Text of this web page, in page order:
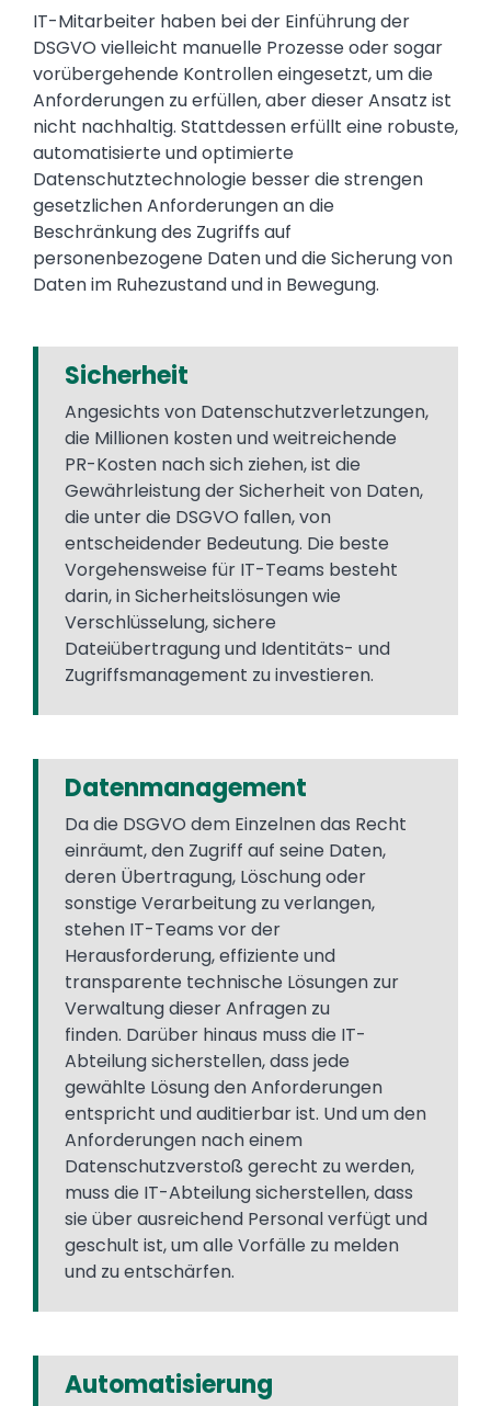
IT-Mitarbeiter haben bei der Einführung der
DSGVO vielleicht manuelle Prozesse oder sogar
vorübergehende Kontrollen eingesetzt, um die
Anforderungen zu erfüllen, aber dieser Ansatz ist
nicht nachhaltig. Stattdessen erfüllt eine robuste,
automatisierte und optimierte
Datenschutztechnologie besser die strengen
gesetzlichen Anforderungen an die
Beschränkung des Zugriffs auf
personenbezogene Daten und die Sicherung von
Daten im Ruhezustand und in Bewegung.
Sicherheit
Angesichts von Datenschutzverletzungen,
die Millionen kosten und weitreichende
PR-Kosten nach sich ziehen, ist die
Gewährleistung der Sicherheit von Daten,
die unter die DSGVO fallen, von
entscheidender Bedeutung. Die beste
Vorgehensweise für IT-Teams besteht
darin, in Sicherheitslösungen wie
Verschlüsselung, sichere
Dateiübertragung und Identitäts- und
Zugriffsmanagement zu investieren.
Datenmanagement
Da die DSGVO dem Einzelnen das Recht
einräumt, den Zugriff auf seine Daten,
deren Übertragung, Löschung oder
sonstige Verarbeitung zu verlangen,
stehen IT-Teams vor der
Herausforderung, effiziente und
transparente technische Lösungen zur
Verwaltung dieser Anfragen zu
finden. Darüber hinaus muss die IT-
Abteilung sicherstellen, dass jede
gewählte Lösung den Anforderungen
entspricht und auditierbar ist. Und um den
Anforderungen nach einem
Datenschutzverstoß gerecht zu werden,
muss die IT-Abteilung sicherstellen, dass
sie über ausreichend Personal verfügt und
geschult ist, um alle Vorfälle zu melden
und zu entschärfen.
Automatisierung